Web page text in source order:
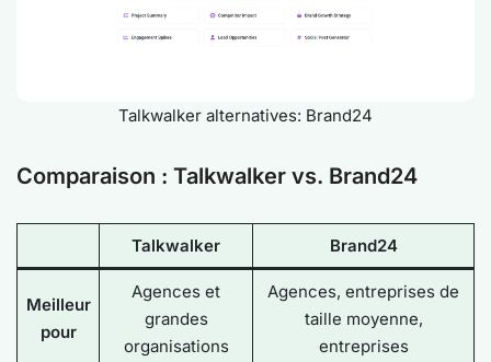
Talkwalker alternatives: Brand24
Comparaison : Talkwalker vs. Brand24
Talkwalker Brand24
Meilleur
pour
Agences et
grandes
organisations
Agences, entreprises de
taille moyenne,
entreprises